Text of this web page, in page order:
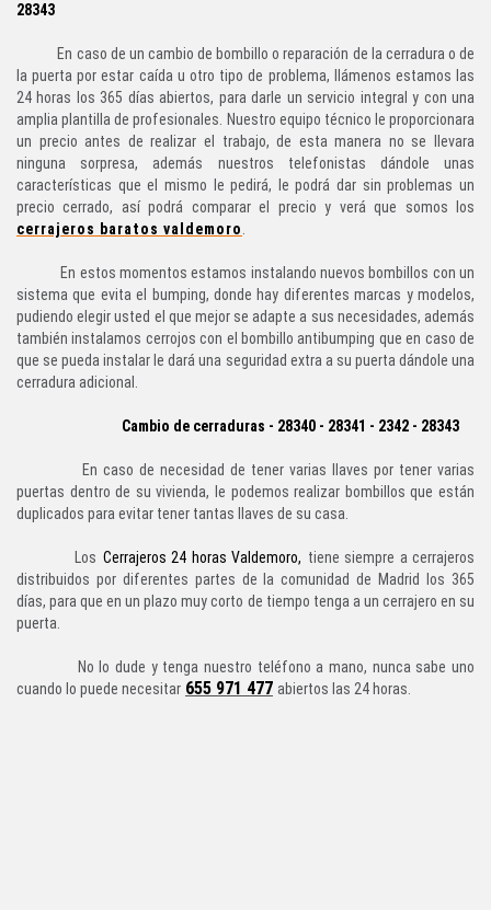
28343
En caso de un cambio de bombillo o reparación de la cerradura o de
la puerta por estar caída u otro tipo de problema, llámenos estamos las
24 horas los 365 días abiertos, para darle un servicio integral y con una
amplia plantilla de profesionales. Nuestro equipo técnico le proporcionara
un precio antes de realizar el trabajo, de esta manera no se llevara
ninguna sorpresa, además nuestros telefonistas dándole unas
características que el mismo le pedirá, le podrá dar sin problemas un
precio cerrado, así podrá comparar el precio y verá que somos los
cerrajeros baratos valdemoro.
En estos momentos estamos instalando nuevos bombillos con un
sistema que evita el bumping, donde hay diferentes marcas y modelos,
pudiendo elegir usted el que mejor se adapte a sus necesidades, además
también instalamos cerrojos con el bombillo antibumping que en caso de
que se pueda instalar le dará una seguridad extra a su puerta dándole una
cerradura adicional.
Cambio de cerraduras - 28340 - 28341 - 2342 - 28343
En caso de necesidad de tener varias llaves por tener varias
puertas dentro de su vivienda, le podemos realizar bombillos que están
duplicados para evitar tener tantas llaves de su casa.
Los Cerrajeros 24 horas Valdemoro, tiene siempre a cerrajeros
distribuidos por diferentes partes de la comunidad de Madrid los 365
días, para que en un plazo muy corto de tiempo tenga a un cerrajero en su
puerta.
No lo dude y tenga nuestro teléfono a mano, nunca sabe uno
cuando lo puede necesitar 655 971 477 abiertos las 24 horas.